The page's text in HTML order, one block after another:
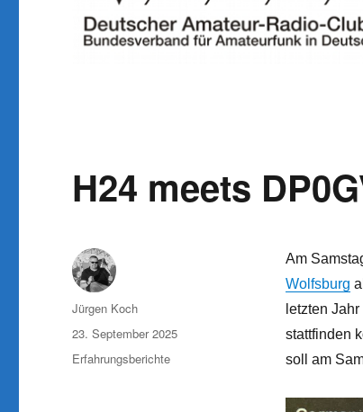
H24 meets
Am
Wolfsburg
letzten
stattfinden
soll am
Autor
Jürgen Koch
Veröffentlicht
am
23. September 2025
Kategorien
Erfahrungsberichte